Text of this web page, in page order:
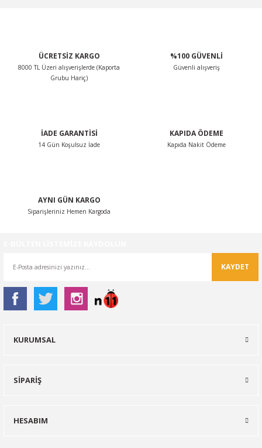
ÜCRETSİZ KARGO
8000 TL Üzeri alışverişlerde (Kaporta
Grubu Hariç)
%100 GÜVENLİ
Güvenli alışveriş
İADE GARANTİSİ
14 Gün Koşulsuz İade
KAPIDA ÖDEME
Kapıda Nakit Ödeme
AYNI GÜN KARGO
Siparişleriniz Hemen Kargoda
KAYDET
KURUMSAL
SİPARİŞ
HESABIM